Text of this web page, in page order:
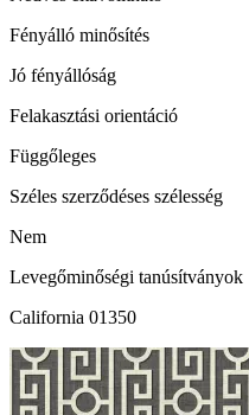
Fényálló minősítés
Jó fényállóság
Felakasztási orientáció
Függőleges
Széles szerződéses szélesség
Nem
Levegőminőségi tanúsítványok
California 01350